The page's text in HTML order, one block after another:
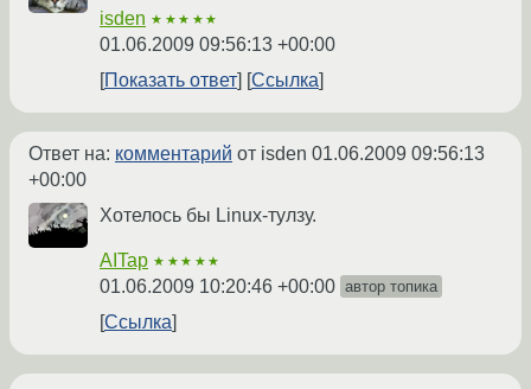
isden ★★★★★
01.06.2009 09:56:13 +00:00
Показать ответ
Ссылка
Ответ на: комментарий от isden 01.06.2009 09:56:13
+00:00
Хотелось бы Linux-тулзу.
AITap ★★★★★
01.06.2009 10:20:46 +00:00 автор топика
Ссылка